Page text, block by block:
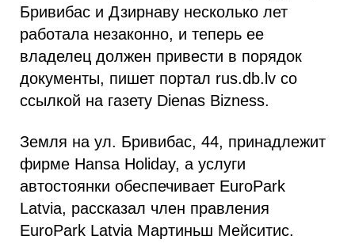
Бривибас и Дзирнаву несколько лет
работала незаконно, и теперь ее
владелец должен привести в порядок
документы, пишет портал rus.db.lv со
ссылкой на газету Dienas Bizness.
Земля на ул. Бривибас, 44, принадлежит
фирме Hansa Holiday, а услуги
автостоянки обеспечивает EuroPark
Latvia, рассказал член правления
EuroPark Latvia Мартиньш Мейситис.